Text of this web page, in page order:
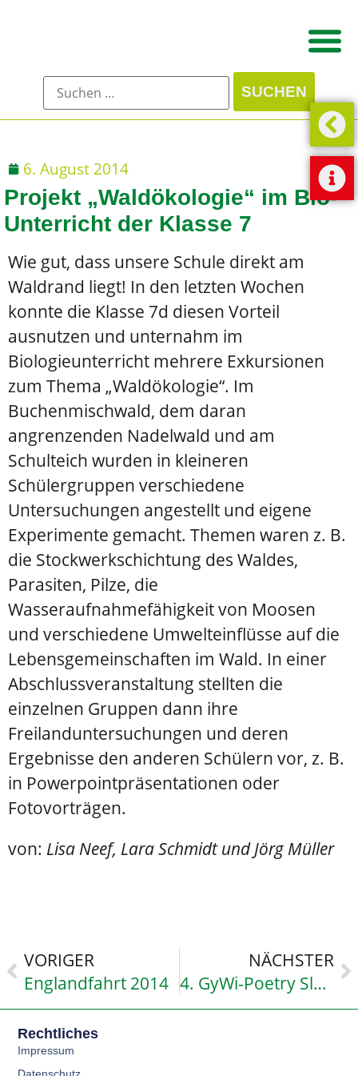
6. August 2014
Projekt „Waldökologie“ im Bio-
Unterricht der Klasse 7
Wie gut, dass unsere Schule direkt am
Waldrand liegt! In den letzten Wochen
konnte die Klasse 7d diesen Vorteil
ausnutzen und unternahm im
Biologieunterricht mehrere Exkursionen
zum Thema „Waldökologie“. Im
Buchenmischwald, dem daran
angrenzenden Nadelwald und am
Schulteich wurden in kleineren
Schülergruppen verschiedene
Untersuchungen angestellt und eigene
Experimente gemacht. Themen waren z. B.
die Stockwerkschichtung des Waldes,
Parasiten, Pilze, die
Wasseraufnahmefähigkeit von Moosen
und verschiedene Umwelteinflüsse auf die
Lebensgemeinschaften im Wald. In einer
Abschlussveranstaltung stellten die
einzelnen Gruppen dann ihre
Freilanduntersuchungen und deren
Ergebnisse den anderen Schülern vor, z. B.
in Powerpointpräsentationen oder
Fotovorträgen.
von: Lisa Neef, Lara Schmidt und Jörg Müller
VORIGER
Englandfahrt 2014
NÄCHSTER
4. GyWi-Poetry Slam – Wortgewand(t)
Rechtliches
Impressum